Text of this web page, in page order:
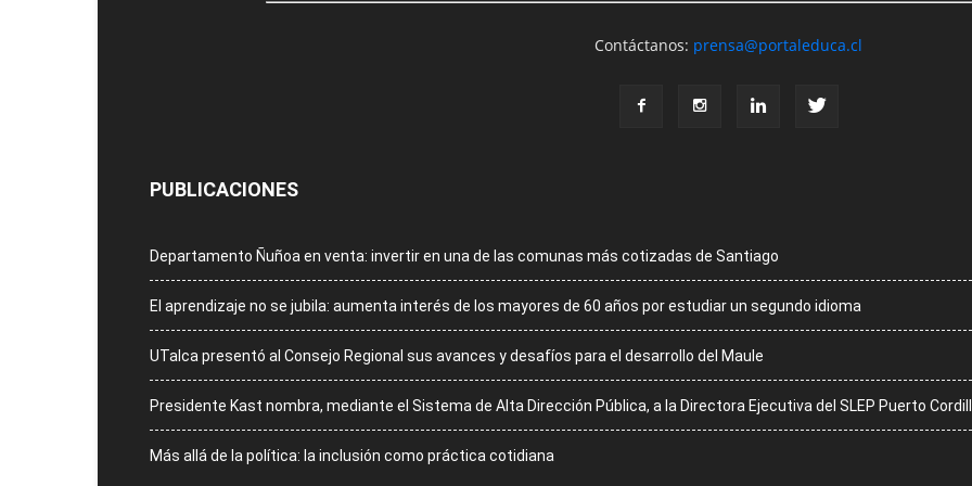
Contáctanos: prensa@portaleduca.cl
PUBLICACIONES
Departamento Ñuñoa en venta: invertir en una de las comunas más cotizadas de Santiago
El aprendizaje no se jubila: aumenta interés de los mayores de 60 años por estudiar un segundo idioma
UTalca presentó al Consejo Regional sus avances y desafíos para el desarrollo del Maule
Presidente Kast nombra, mediante el Sistema de Alta Dirección Pública, a la Directora Ejecutiva del SLEP Puerto
Más allá de la política: la inclusión como práctica cotidiana